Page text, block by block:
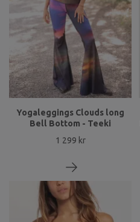
Yogaleggings Clouds long
Bell Bottom - Teeki
1 299 kr